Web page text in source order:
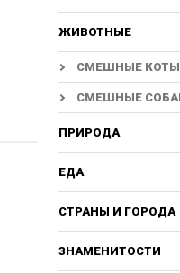
ЖИВОТНЫЕ
СМЕШНЫЕ КОТЫ
СМЕШНЫЕ
ПРИРОДА
ЕДА
СТРАНЫ И ГОРОДА
ЗНАМЕНИТОСТИ